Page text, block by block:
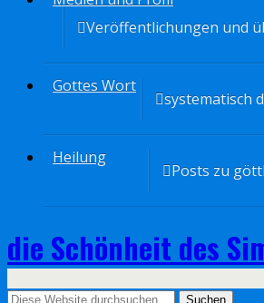
Veröffentlichungen und
Gottes Wort
systematisch
Heilung
Posts zu
die Schönheit des